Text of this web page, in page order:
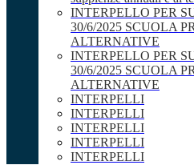
INTERPELLO PER
30/6/2025 SCUOLA
ALTERNATIVE
INTERPELLO PER
30/6/2025 SCUOLA
ALTERNATIVE
INTERPELLI
INTERPELLI
INTERPELLI
INTERPELLI
INTERPELLI